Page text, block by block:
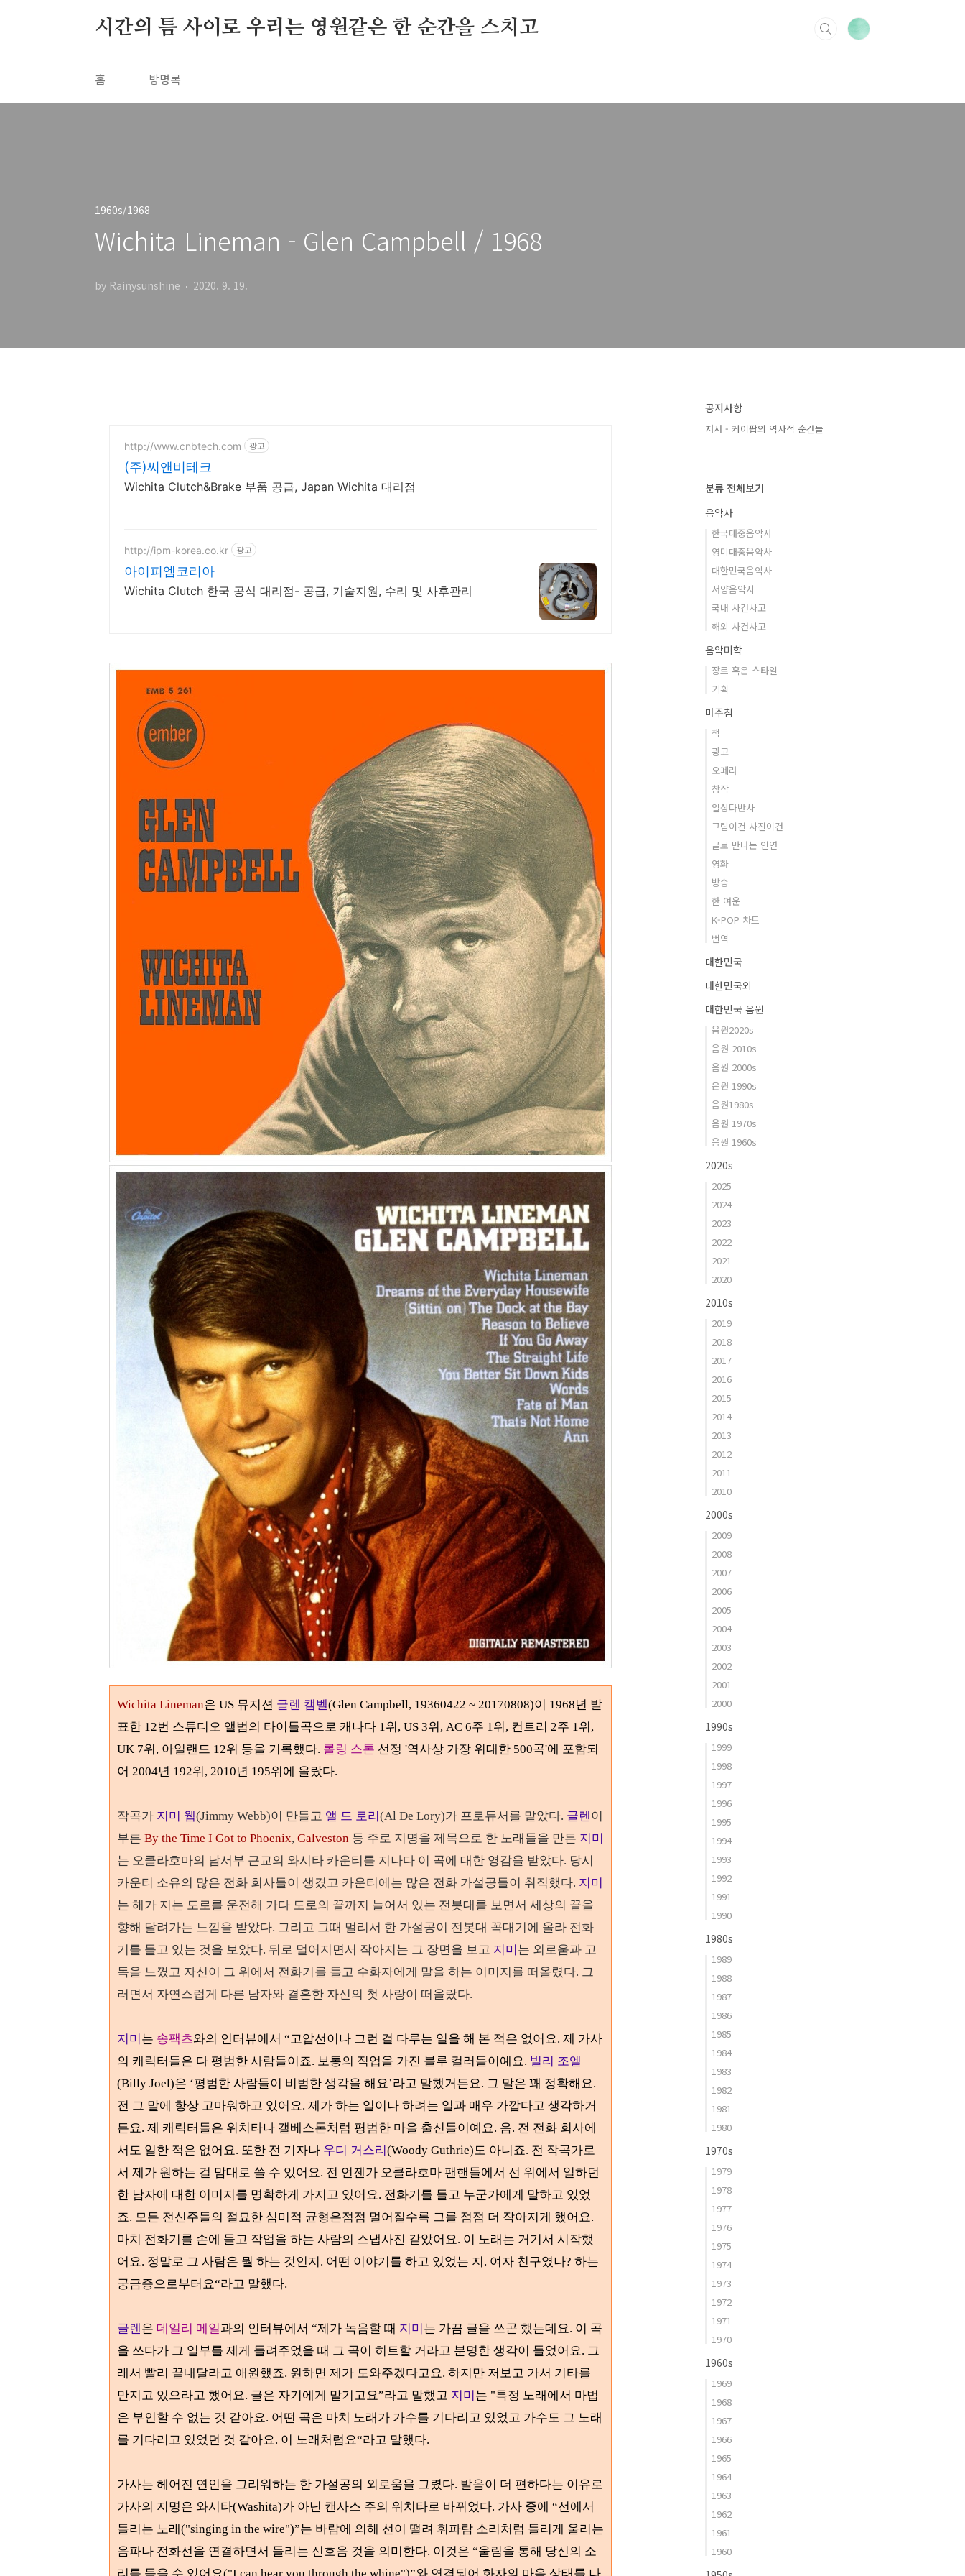
시간의 틈 사이로 우리는 영원같은 한 순간을 스치고
홈 방명록
1960s/1968
Wichita Lineman - Glen Campbell / 1968
by Rainysunshine 2020. 9. 19.
http://www.cnbtech.com 광고
(주)씨앤비테크
Wichita Clutch&Brake 부품 공급, Japan Wichita 대리점
http://ipm-korea.co.kr 광고
아이피엠코리아
Wichita Clutch 한국 공식 대리점- 공급, 기술지원, 수리 및 사후관리
Wichita Lineman은 US 뮤지션 글렌 캠벨(Glen Campbell, 19360422 ~ 20170808)이 1968년 발
표한 12번 스튜디오 앨범의 타이틀곡으로 캐나다 1위, US 3위, AC 6주 1위 , 컨트리 2주 1위 ,
UK 7위, 아일랜드 12위 등을 기록했다. 롤링 스톤 선정 '역사상 가장 위대한 500곡'에 포함되
어 2004년 192위 , 2010년 195위에 올랐다.
작곡가 지미 웹(Jimmy Webb)이 만들고 앨 드 로리(Al De Lory)가 프로듀서를 맡았다. 글렌이
부른 By the Time I Got to Phoenix, Galveston 등 주로 지명을 제목으로 한 노래들을 만든 지미
는 오클라호마의 남서부 근교의 와시타 카운티를 지나다 이 곡에 대한 영감을 받았다. 당시
카운티 소유의 많은 전화 회사들이 생겼고 카운티에는 많은 전화 가설공들이 취직했다. 지미
는 해가 지는 도로를 운전해 가다 도로의 끝까지 늘어서 있는 전봇대를 보면서 세상의 끝을
향해 달려가는 느낌을 받았다. 그리고 그때 멀리서 한 가설공이 전봇대 꼭대기에 올라 전화
기를 들고 있는 것을 보았다. 뒤로 멀어지면서 작아지는 그 장면을 보고 지미 는 외로움과 고
독을 느꼈고 자신이 그 위에서 전화기를 들고 수화자에게 말을 하는 이미지를 떠올렸다. 그
러면서 자연스럽게 다른 남자와 결혼한 자신의 첫 사랑이 떠올랐다.
지미 는 송팩츠와의 인터뷰에서 “고압선이나 그런 걸 다루는 일을 해 본 적은 없어요. 제 가사
의 캐릭터들은 다 평범한 사람들이죠. 보통의 직업을 가진 블루 컬러들이예요. 빌리 조엘
(Billy Joel)은 ‘평범한 사람들이 비범한 생각을 해요’라고 말했거든요. 그 말은 꽤 정확해요.
전 그 말에 항상 고마워하고 있어요. 제가 하는 일이나 하려는 일과 매우 가깝다고 생각하거
든요. 제 캐릭터들은 위치타나 갤베스톤처럼 평범한 마을 출신들이예요. 음. 전 전화 회사에
서도 일한 적은 없어요. 또한 전 기자나 우디 거스리(Woody Guthrie)도 아니죠. 전 작곡가로
서 제가 원하는 걸 맘대로 쓸 수 있어요. 전 언젠가 오클라호마 팬핸들에서 선 위에서 일하던
한 남자에 대한 이미지를 명확하게 가지고 있어요. 전화기를 들고 누군가에게 말하고 있었
죠. 모든 전신주들의 절묘한 심미적 균형은점점 멀어질수록 그를 점점 더 작아지게 했어요.
마치 전화기를 손에 들고 작업을 하는 사람의 스냅사진 같았어요. 이 노래는 거기서 시작했
어요. 정말로 그 사람은 뭘 하는 것인지 . 어떤 이야기를 하고 있었는 지 . 여자 친구였나? 하는
궁금증으로부터요“라고 말했다.
글렌은 데일리 메일과의 인터뷰에서 “제가 녹음할 때 지미 는 가끔 글을 쓰곤 했는데요. 이 곡
을 쓰다가 그 일부를 제게 들려주었을 때 그 곡이 히트할 거라고 분명한 생각이 들었어요. 그
래서 빨리 끝내달라고 애원했죠. 원하면 제가 도와주겠다고요. 하지만 저보고 가서 기타를
만지고 있으라고 했어요. 글은 자기에게 맡기고요”라고 말했고 지미 는 "특정 노래에서 마법
은 부인할 수 없는 것 같아요. 어떤 곡은 마치 노래가 가수를 기다리고 있었고 가수도 그 노래
를 기다리고 있었던 것 같아요. 이 노래처럼요“라고 말했다.
가사는 헤어진 연인을 그리워하는 한 가설공의 외로움을 그렸다. 발음이 더 편하다는 이유로
가사의 지명은 와시타(Washita)가 아닌 캔사스 주의 위치타로 바뀌었다. 가사 중에 “선에서
들리는 노래("singing in the wire")”는 바람에 의해 선이 떨려 휘파람 소리처럼 들리게 울리는
음파나 전화선을 연결하면서 들리는 신호음 것을 의미한다. 이것은 “울림을 통해 당신의 소
공지사항
저서 - 케이팝의 역사적 순간들
분류 전체보기
음악사
한국대중음악사
영미대중음악사
대한민국음악사
서양음악사
국내 사건사고
해외 사건사고
음악미학
장르 혹은 스타일
기획
마주침
책
광고
오페라
창작
일상다반사
그림이건 사진이건
글로 만나는 인연
영화
방송
한 여운
K-POP 차트
번역
대한민국
대한민국외
대한민국 음원
음원2020s
음원 2010s
음원 2000s
은원 1990s
음원1980s
음원 1970s
음원 1960s
2020s
2025
2024
2023
2022
2021
2020
2010s
2019
2018
2017
2016
2015
2014
2013
2012
2011
2010
2000s
2009
2008
2007
2006
2005
2004
2003
2002
2001
2000
1990s
1999
1998
1997
1996
1995
1994
1993
1992
1991
1990
1980s
1989
1988
1987
1986
1985
1984
1983
1982
1981
1980
1970s
1979
1978
1977
1976
1975
1974
1973
1972
1971
1970
1960s
1969
1968
1967
1966
1965
1964
1963
1962
1961
1960